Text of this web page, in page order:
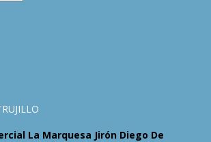
La Marquesa Jirón Diego De